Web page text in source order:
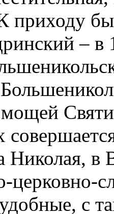
приходу
– в
Николая, в
церковно-
с